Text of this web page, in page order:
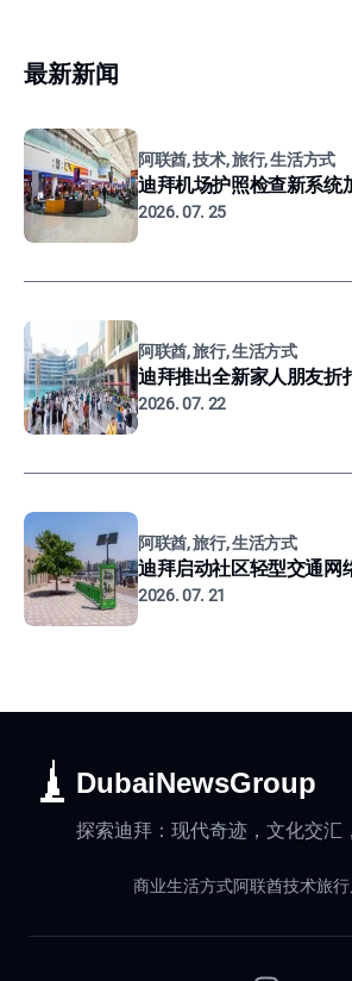
最新新闻
阿联酋, 技术, 旅行, 生活方式
迪拜机场护照检查新系统
2026. 07. 25
阿联酋, 旅行, 生活方式
迪拜推出全新家人朋友折
2026. 07. 22
阿联酋, 旅行, 生活方式
迪拜启动社区轻型交通网
2026. 07. 21
DubaiNewsGroup
探索迪拜：现代奇迹，文化交汇
商业生活方式阿联酋技术旅行